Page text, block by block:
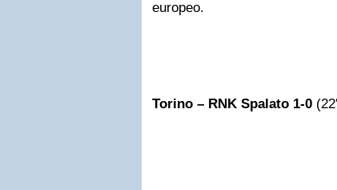
europeo.
Torino – RNK Spalato 1-0 (22′